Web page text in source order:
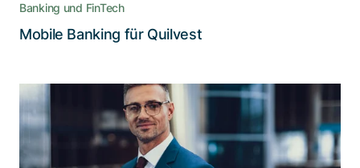
Banking und FinTech
Mobile Banking für Quilvest
Verbesserter Service – dank
verbesserter Software
Das Tool vereint Kundendaten und